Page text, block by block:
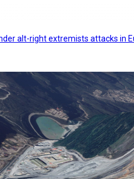
alt-right extremists attacks in